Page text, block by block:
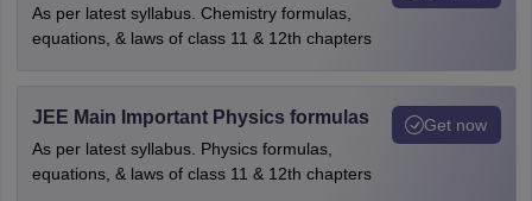
As per latest syllabus. Chemistry formulas,
equations, & laws of class 11 & 12th chapters
JEE Main Important Physics formulas
As per latest syllabus. Physics formulas,
equations, & laws of class 11 & 12th chapters
Get now